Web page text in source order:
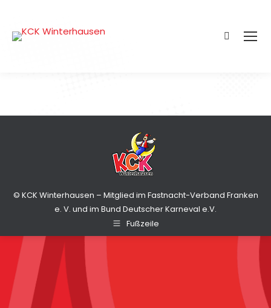
Search:
© KCK Winterhausen – Mitglied im Fastnacht-Verband Franken
e. V. und im Bund Deutscher Karneval e.V.
Fußzeile